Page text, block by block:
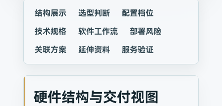
结构展示 选型判断
配置档位
技术规格
软件工作流
部署风险
关联方案
延伸资料 服务验证
硬件结构与交付视图